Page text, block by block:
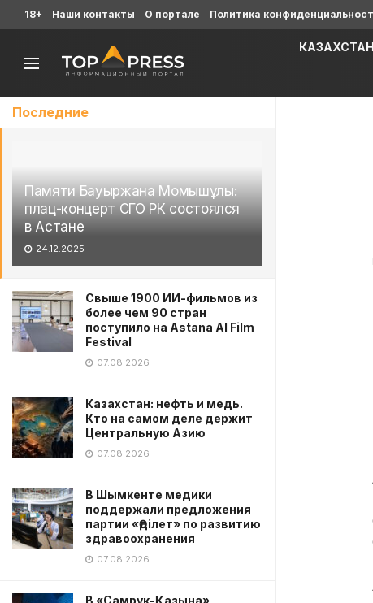
Последние
Памяти Бауыржана Момышұлы:
плац-концерт СГО РК состоялся
в Астане
24.12.2025
Свыше 1900 ИИ-фильмов из
более чем 90 стран
поступило на Astana AI Film
Festival
07.08.2026
Казахстан: нефть и медь.
Кто на самом деле держит
Центральную Азию
07.08.2026
В Шымкенте медики
поддержали предложения
партии «Әділет» по развитию
здравоохранения
07.08.2026
В «Самрук-Қазына»
18+ Наши контакты О портале Политика
КАЗАХСТАН